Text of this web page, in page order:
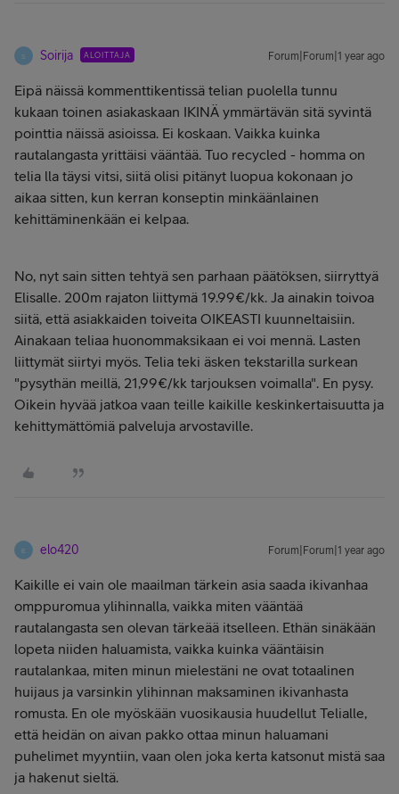
S Soirija ALOITTAJA Forum|Forum|1 year ago
Eipä näissä kommenttikentissä telian puolella tunnu
kukaan toinen asiakaskaan IKINÄ ymmärtävän sitä syvintä
pointtia näissä asioissa. Ei koskaan. Vaikka kuinka
rautalangasta yrittäisi vääntää. Tuo recycled - homma on
telia lla täysi vitsi, siitä olisi pitänyt luopua kokonaan jo
aikaa sitten, kun kerran konseptin minkäänlainen
kehittäminenkään ei kelpaa.
No, nyt sain sitten tehtyä sen parhaan päätöksen, siirryttyä
Elisalle. 200m rajaton liittymä 19.99€/kk. Ja ainakin toivoa
siitä, että asiakkaiden toiveita OIKEASTI kuunneltaisiin.
Ainakaan teliaa huonommaksikaan ei voi mennä. Lasten
liittymät siirtyi myös. Telia teki äsken tekstarilla surkean
"pysythän meillä, 21,99€/kk tarjouksen voimalla". En pysy.
Oikein hyvää jatkoa vaan teille kaikille keskinkertaisuutta ja
kehittymättömiä palveluja arvostaville.
E elo420 Forum|Forum|1 year ago
Kaikille ei vain ole maailman tärkein asia saada ikivanhaa
omppuromua ylihinnalla, vaikka miten vääntää
rautalangasta sen olevan tärkeää itselleen. Ethän sinäkään
lopeta niiden haluamista, vaikka kuinka vääntäisin
rautalankaa, miten minun mielestäni ne ovat totaalinen
huijaus ja varsinkin ylihinnan maksaminen ikivanhasta
romusta. En ole myöskään vuosikausia huudellut Telialle,
että heidän on aivan pakko ottaa minun haluamani
puhelimet myyntiin, vaan olen joka kerta katsonut mistä saa
ja hakenut sieltä.